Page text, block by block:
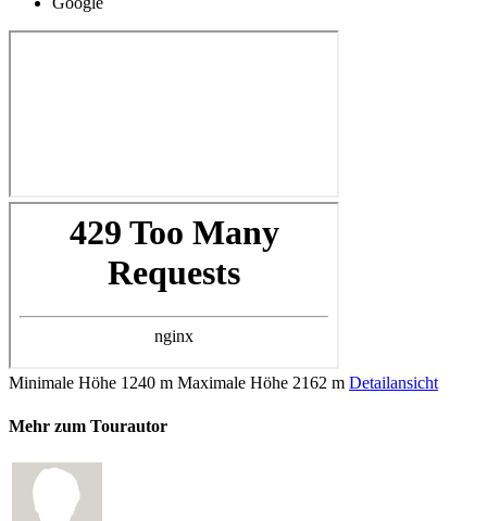
Minimale Höhe 1240 m Maximale Höhe 2162 m Detailansicht
Mehr zum Tourautor